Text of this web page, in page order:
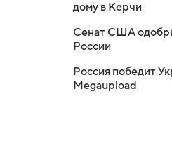
дому в Керчи
Сенат США
России
Россия победит
Megaupload